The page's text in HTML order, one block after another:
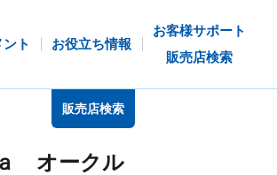
ト お役立ち情報
お客様サポート
販売店検索
販売店検索
オークル